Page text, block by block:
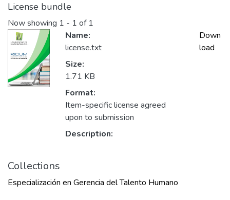
License bundle
Now showing 1 - 1 of 1
Name:
license.txt
Size:
1.71 KB
Format:
Item-specific license agreed
upon to submission
Description:
Down
load
Collections
Especialización en Gerencia del Talento Humano